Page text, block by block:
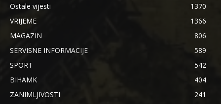
Ostale vijesti
1370
VRIJEME
1366
MAGAZIN
806
SERVISNE INFORMACIJE
589
SPORT
542
BIHAMK
404
ZANIMLJIVOSTI
241